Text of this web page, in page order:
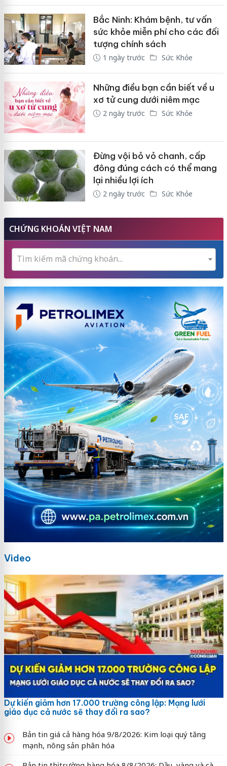
Bắc Ninh: Khám bệnh, tư vấn
sức khỏe miễn phí cho các đối
tượng chính sách
1 ngày trước Sức Khỏe
Những điều bạn cần biết về u
xơ tử cung dưới niêm mạc
2 ngày trước Sức Khỏe
Đừng vội bỏ vỏ chanh, cấp
đông đúng cách có thể mang
lại nhiều lợi ích
2 ngày trước Sức Khỏe
CHỨNG KHOÁN VIỆT NAM
Tìm kiếm mã chứng khoán...
Video
Dự kiến giảm hơn 17.000 trường công lập: Mạng lưới
giáo dục cả nước sẽ thay đổi ra sao?
Bản tin giá cả hàng hóa 9/8/2026: Kim loại quý tăng
mạnh, nông sản phân hóa